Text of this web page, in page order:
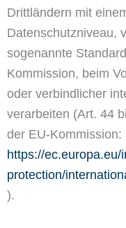
Drittländern mit
Datenschutzniveau,
sogenannte
Kommission, beim
oder verbindlicher
verarbeiten (Art. 44
der EU-Kommission:
https://
protection/
).